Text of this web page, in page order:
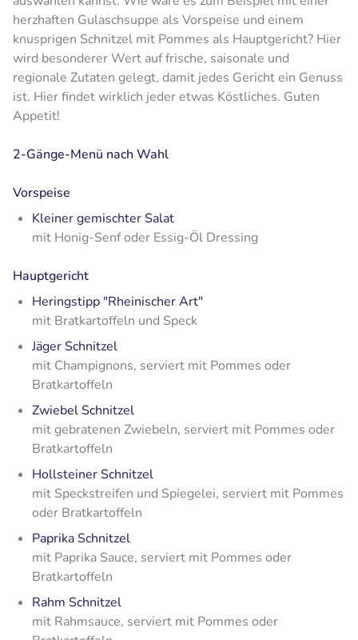
herzhaften Gulaschsuppe als Vorspeise und einem
knusprigen Schnitzel mit Pommes als Hauptgericht? Hier
wird besonderer Wert auf frische, saisonale und
regionale Zutaten gelegt, damit jedes Gericht ein Genuss
ist. Hier findet wirklich jeder etwas Köstliches. Guten
Appetit!
2-Gänge-Menü nach Wahl
Vorspeise
Kleiner gemischter Salat
mit Honig-Senf oder Essig-Öl Dressing
Hauptgericht
Heringstipp "Rheinischer Art"
mit Bratkartoffeln und Speck
Jäger Schnitzel
mit Champignons, serviert mit Pommes oder
Bratkartoffeln
Zwiebel Schnitzel
mit gebratenen Zwiebeln, serviert mit Pommes oder
Bratkartoffeln
Hollsteiner Schnitzel
mit Speckstreifen und Spiegelei, serviert mit Pommes
oder Bratkartoffeln
Paprika Schnitzel
mit Paprika Sauce, serviert mit Pommes oder
Bratkartoffeln
Rahm Schnitzel
mit Rahmsauce, serviert mit Pommes oder